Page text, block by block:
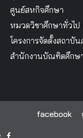
ศูนย์สหกิจศึกษา
หมวดวิชาศึกษาทั่วไป
โครงการจัดตั้งสถาบั
สำนักงานบัณฑิตศึกษ
facebook
facebook